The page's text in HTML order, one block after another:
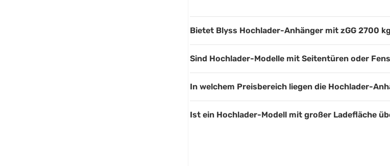
Bietet Blyss Hochlader-Anhänger mit zGG 2700
Sind Hochlader-Modelle mit Seitentüren oder
In welchem Preisbereich liegen die Hochlader-
Ist ein Hochlader-Modell mit großer Ladefläche